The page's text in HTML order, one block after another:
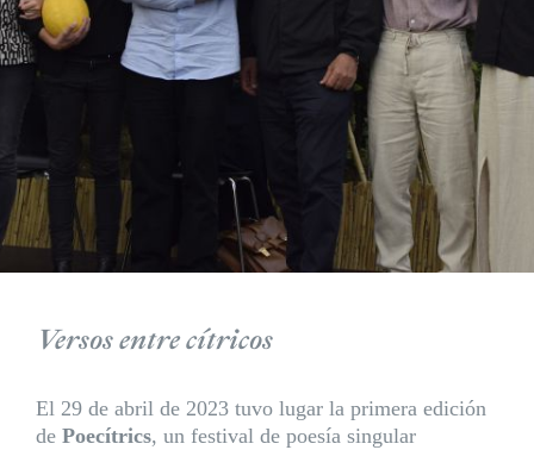
Versos entre cítricos
El 29 de abril de 2023 tuvo lugar la primera edición
de Poecítrics, un festival de poesía singular